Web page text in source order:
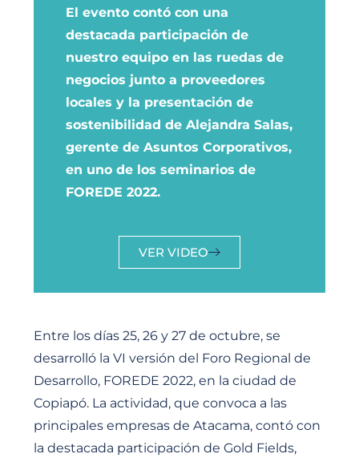
El evento contó con una
destacada participación de
nuestro equipo en las ruedas de
negocios junto a proveedores
locales y la presentación de
sostenibilidad de Alejandra Salas,
gerente de Asuntos Corporativos,
en uno de los seminarios de
FOREDE 2022.
VER VIDEO
Entre los días 25, 26 y 27 de octubre, se
desarrolló la VI versión del Foro Regional de
Desarrollo, FOREDE 2022, en la ciudad de
Copiapó. La actividad, que convoca a las
principales empresas de Atacama, contó con
la destacada participación de Gold Fields,